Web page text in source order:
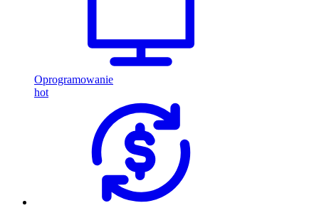
Oprogramowanie
hot